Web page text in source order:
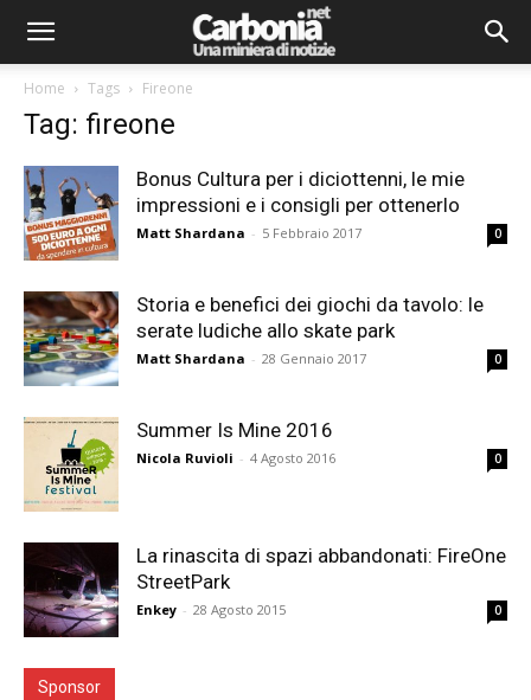
Home Tags Fireone
Tag: fireone
Bonus Cultura per i diciottenni, le mie
impressioni e i consigli per ottenerlo
Matt Shardana - 5 Febbraio 2017 0
Storia e benefici dei giochi da tavolo: le
serate ludiche allo skate park
Matt Shardana - 28 Gennaio 2017 0
Summer Is Mine 2016
Nicola Ruvioli - 4 Agosto 2016 0
La rinascita di spazi abbandonati: FireOne
StreetPark
Enkey - 28 Agosto 2015 0
Sponsor